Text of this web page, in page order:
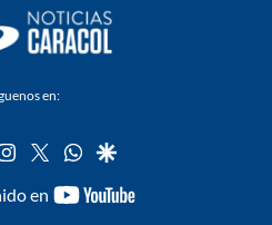
en:
instagram
twitterwhatsapp
google
en
youtube-